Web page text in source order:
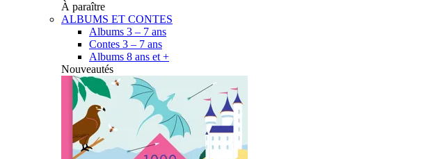
À paraître
ALBUMS ET CONTES
Albums 3 – 7 ans
Contes 3 – 7 ans
Albums 8 ans et +
Nouveautés